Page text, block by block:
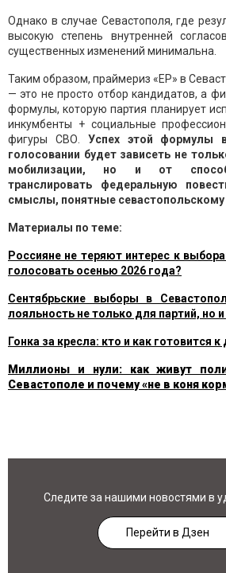
Однако в случае Севастополя, где
высокую степень внутренней
существенных изменений минимальна.
Таким образом, праймериз «ЕР» в
— это не просто отбор кандидатов, а
формулы, которую партия планирует
инкумбенты + социальные
фигуры СВО.
Успех этой формулы
голосовании будет зависеть не
мобилизации, но и от
транслировать федеральную
смыслы, понятные севастопольскому
Материалы по теме:
Россияне не теряют интерес к
голосовать осенью 2026 года?
Сентябрьские выборы в
лояльность не только для партий, но
Гонка за кресла: кто и как готовится
Миллионы и нули: как живут
Севастополе и почему «не в коня
Следите за нашими новостями в
Перейти в Дзен